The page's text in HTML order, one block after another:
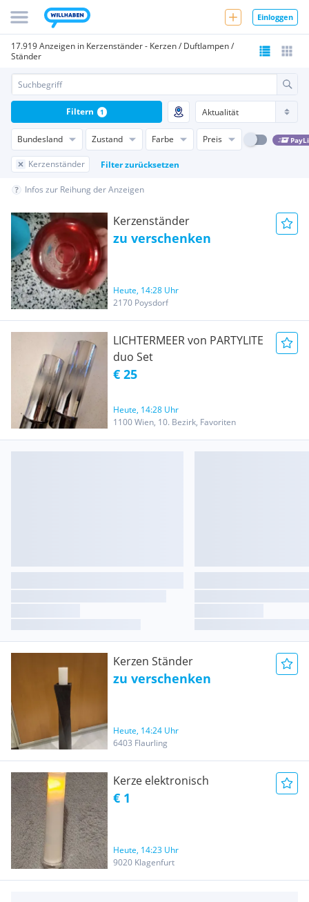
Einloggen
17.919 Anzeigen in Kerzenständer - Kerzen / Duftlampen /
Ständer
Bundesland Zustand Farbe Preis
Kerzenständer Filter zurücksetzen
Filtern 1
Infos zur Reihung der Anzeigen
Kerzenständer
zu verschenken
Heute, 14:28 Uhr
2170 Poysdorf
LICHTERMEER von PARTYLITE
duo Set
€ 25
Heute, 14:28 Uhr
1100 Wien, 10. Bezirk, Favoriten
Kerzen Ständer
zu verschenken
Heute, 14:24 Uhr
6403 Flaurling
Kerze elektronisch
€ 1
Heute, 14:23 Uhr
9020 Klagenfurt